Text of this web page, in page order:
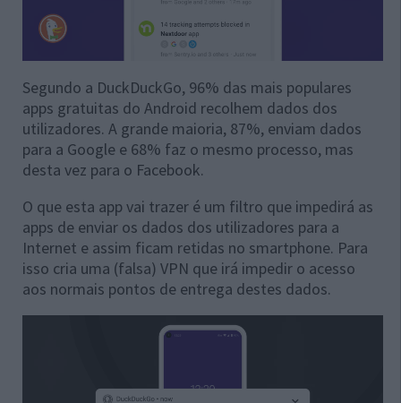
Segundo a DuckDuckGo, 96% das mais populares
apps gratuitas do Android recolhem dados dos
utilizadores. A grande maioria, 87%, enviam dados
para a Google e 68% faz o mesmo processo, mas
desta vez para o Facebook.
O que esta app vai trazer é um filtro que impedirá as
apps de enviar os dados dos utilizadores para a
Internet e assim ficam retidas no smartphone. Para
isso cria uma (falsa) VPN que irá impedir o acesso
aos normais pontos de entrega destes dados.